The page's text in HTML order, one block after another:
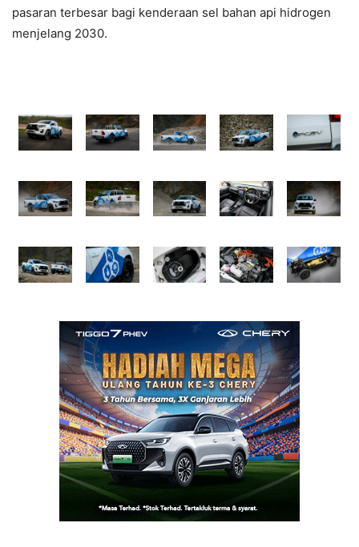
pasaran terbesar bagi kenderaan sel bahan api hidrogen
menjelang 2030.